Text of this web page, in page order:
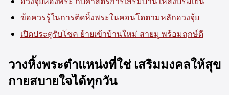
ข้อควรรู้ในการติดหิ้งพระในคอนโดตามหลักฮวงจุ้ย
เปิดประตูรับโชค ย้ายเข้าบ้านใหม่ สายมู พร้อมฤกษ์ดี
วางหิ้งพระตำแหน่งที่ใช่ เสริมมงคลให้สุข
กายสบายใจได้ทุกวัน